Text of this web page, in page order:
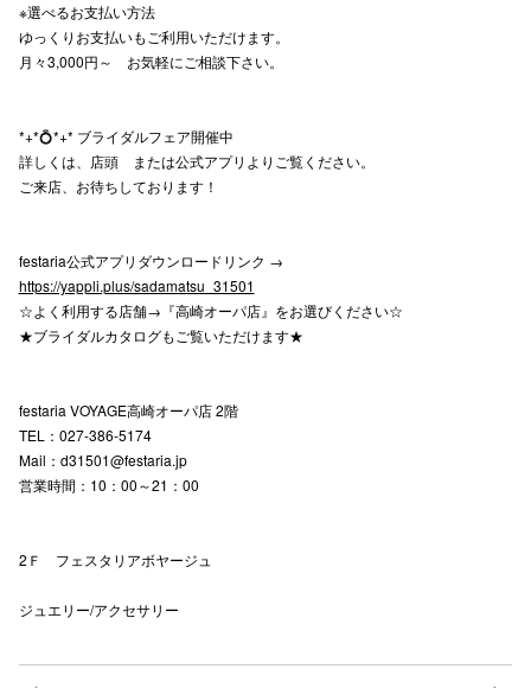
※選べるお支払い方法
ゆっくりお支払いもご利用いただけます。
月々3,000円～ お気軽にご相談下さい。
*+*💍*+* ブライダルフェア開催中
詳しくは、店頭 または公式アプリよりご覧ください。
ご来店、お待ちしております！
festaria公式アプリダウンロードリンク →
https://yappli.plus/sadamatsu_31501
☆よく利用する店舗→『高崎オーパ店』をお選びください☆
★ブライダルカタログもご覧いただけます★
festaria VOYAGE高崎オーパ店 2階
TEL：027-386-5174
Mail：d31501@festaria.jp
営業時間：10：00～21：00
2Ｆ フェスタリアボヤージュ
ジュエリー/アクセサリー